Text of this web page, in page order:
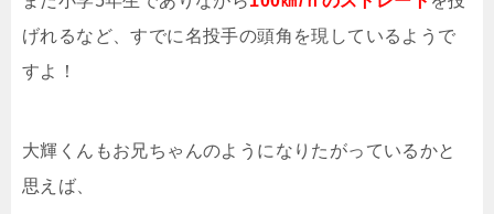
げれるなど、すでに名投手の頭角を現しているようで
すよ！
大輝くんもお兄ちゃんのようになりたがっているかと
思えば、